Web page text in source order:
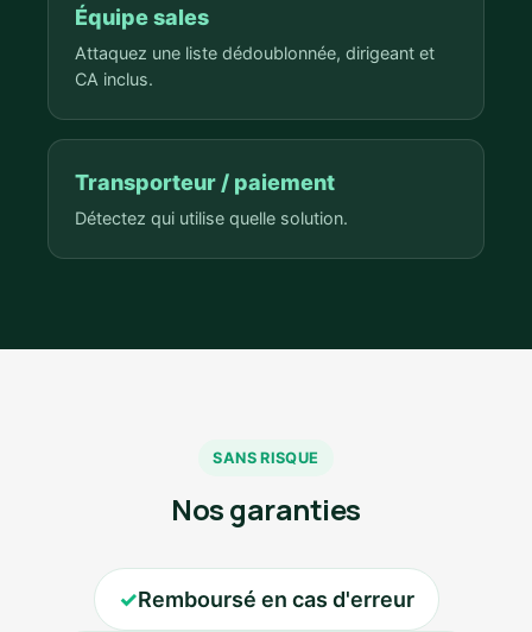
Équipe sales
Attaquez une liste dédoublonnée, dirigeant et
CA inclus.
Transporteur / paiement
Détectez qui utilise quelle solution.
SANS RISQUE
Nos garanties
✓Remboursé en cas d'erreur